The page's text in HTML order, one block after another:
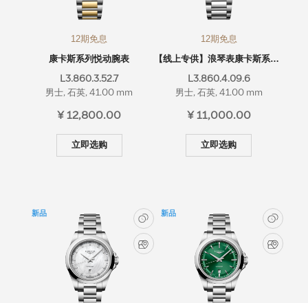
12期免息
康卡斯系列悦动腕表
L3.860.3.52.7
男士, 石英, 41.00 mm
¥ 12,800.00
立即选购
12期免息
【线上专供】浪琴表康卡斯系列悦动腕表
L3.860.4.09.6
男士, 石英, 41.00 mm
¥ 11,000.00
立即选购
新品 新品